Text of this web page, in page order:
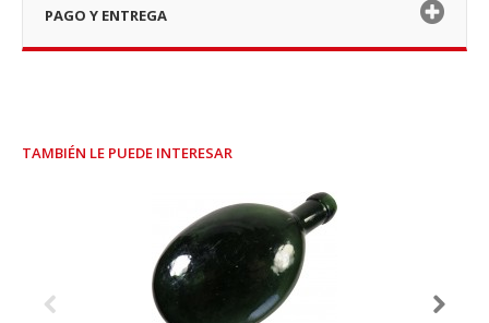
PAGO Y ENTREGA
TAMBIÉN LE PUEDE INTERESAR